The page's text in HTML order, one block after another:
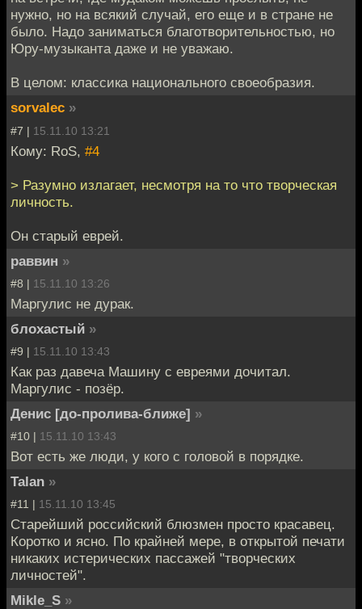
нужно, но на всякий случай, его еще и в стране не
было. Надо заниматься благотворительностью, но
Юру-музыканта даже и не уважаю.
В целом: классика национального своеобразия.
sorvalec »
#7 | 15.11.10 13:21
Кому: RoS, #4
> Разумно излагает, несмотря на то что творческая
личность.
Он старый еврей.
раввин »
#8 | 15.11.10 13:26
Маргулис не дурак.
блохастый »
#9 | 15.11.10 13:43
Как раз давеча Машину с евреями дочитал.
Маргулис - позёр.
Денис [до-пролива-ближе] »
#10 | 15.11.10 13:43
Вот есть же люди, у кого с головой в порядке.
Talan »
#11 | 15.11.10 13:45
Старейший российский блюзмен просто красавец.
Коротко и ясно. По крайней мере, в открытой печати
никаких истерических пассажей "творческих
личностей".
Mikle_S »